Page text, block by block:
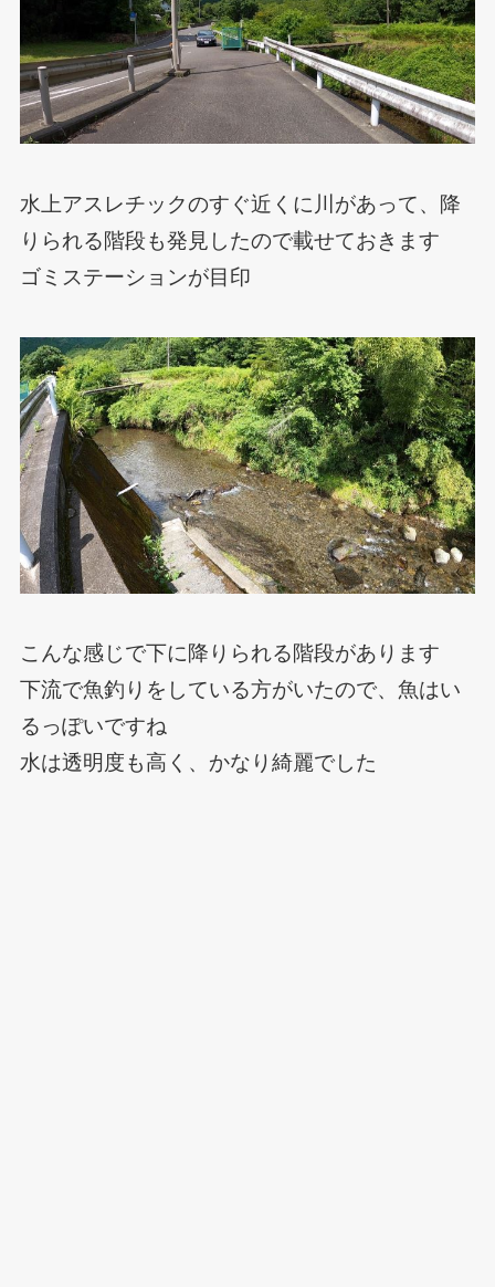
水上アスレチックのすぐ近くに川があって、降
りられる階段も発見したので載せておきます
ゴミステーションが目印
こんな感じで下に降りられる階段があります
下流で魚釣りをしている方がいたので、魚はい
るっぽいですね
水は透明度も高く、かなり綺麗でした